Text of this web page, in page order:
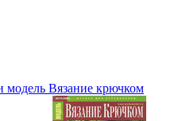
модель Вязание крючком